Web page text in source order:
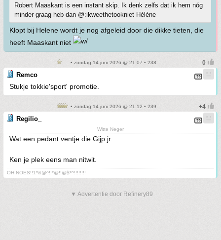
Robert Maaskant is een instant skip. Ik denk zelfs dat ik hem nóg
minder graag heb dan @:ikweethetookniet Hélène
Klopt bij Helene wordt je nog afgeleid door die dikke tieten, die
heeft Maaskant niet
• zondag 14 juni 2026 @ 21:07 • 238
Remco
Stukje tokkie'sport' promotie.
• zondag 14 juni 2026 @ 21:12 • 239
Regilio_
Witte Neger
Wat een pedant ventje die Gijp jr.
Ken je plek eens man nitwit.
OH NOES!!1*&@^!!*@!!@$*^!!!!!!!!
▼ Advertentie door Refinery89